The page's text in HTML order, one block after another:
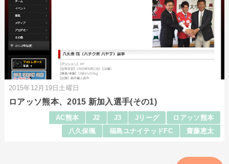
2015年12月19日土曜日
ロアッソ熊本、2015 新加入選手(その1)
AC熊本 J2 J3 Jリーグ
ロアッソ熊本
八久保颯
福島ユナイテッドFC 齋藤恵太